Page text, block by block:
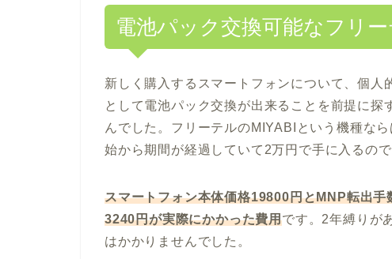
電池パック交換可能なフリ
新しく購入するスマートフォンについて、個人
として電池パック交換が出来ることを前提に
んでした。フリーテルのMIYABIという機種な
始から期間が経過していて2万円で手に入るの
スマートフォン本体価格19800円とMNP転出
3240円が実際にかかった費用です。2年縛りが
はかかりませんでした。